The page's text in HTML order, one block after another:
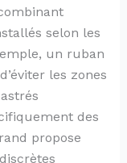
selon les
un ruban
les zones
des
propose